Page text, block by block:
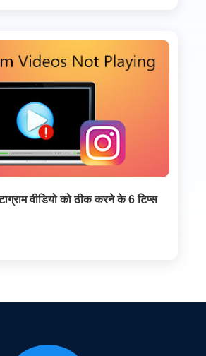
वीडियो को ठीक करने के 6 टिप्स